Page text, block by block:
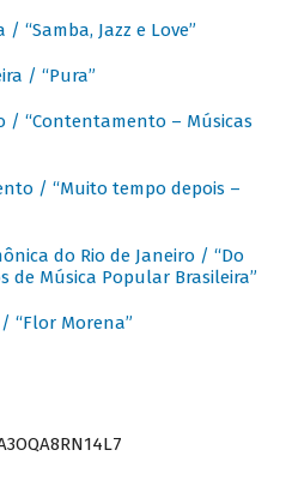
/ “Samba, Jazz e Love”
/ “Pura”
/ “Contentamento – Músicas
/ “Muito tempo depois –
do Rio de Janeiro / “Do
de Música Popular Brasileira”
“Flor Morena”